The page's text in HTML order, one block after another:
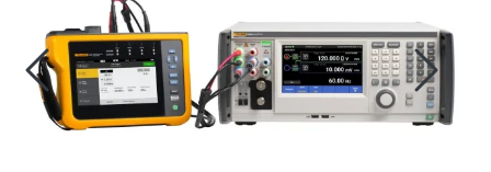
Frekvensomformere
Miljø og sikkerhet